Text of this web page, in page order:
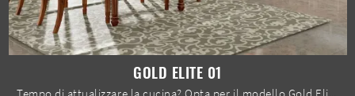
GOLD ELITE 01